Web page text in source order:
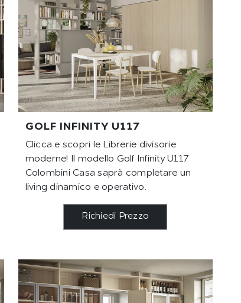
GOLF INFINITY U117
Clicca e scopri le Librerie divisorie
moderne! Il modello Golf Infinity U117
Colombini Casa saprà completare un
living dinamico e operativo.
Richiedi Prezzo